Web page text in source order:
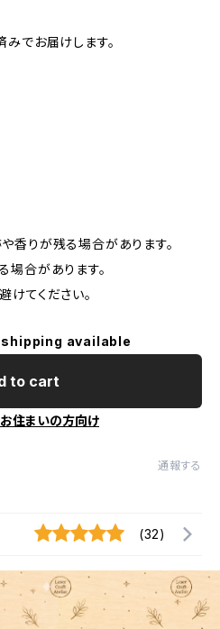
でお届けします。
香りが残る場合があります。
合があります。
てください。
available
to cart
住まいの方向け
通報する
(32)